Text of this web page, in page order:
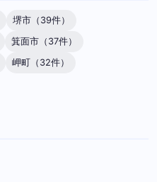
堺市（39件）
箕面市（37件）
岬町（32件）